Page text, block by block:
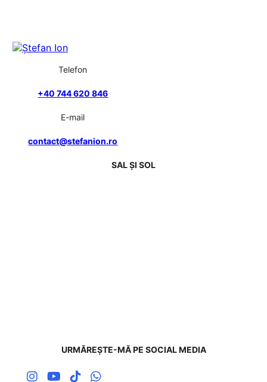
Telefon
+40 744 620 846
E-mail
contact@stefanion.ro
SAL ȘI SOL
URMĂREȘTE-MĂ PE SOCIAL MEDIA